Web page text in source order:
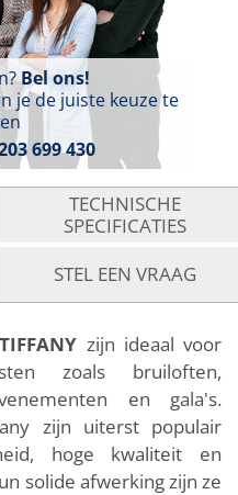
Bel ons!
je de juiste keuze te
699 430
TECHNISCHE
SPECIFICATIES
STEL EEN VRAAG
zijn ideaal voor
zoals bruiloften,
en gala's.
zijn uiterst populair
hoge kwaliteit en
solide afwerking zijn ze